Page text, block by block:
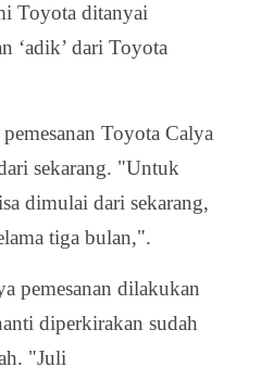
Toyota ditanyai
‘adik’ dari Toyota
Toyota Calya
sekarang. "Untuk
dimulai dari sekarang,
tiga bulan,".
pemesanan dilakukan
diperkirakan sudah
"Juli